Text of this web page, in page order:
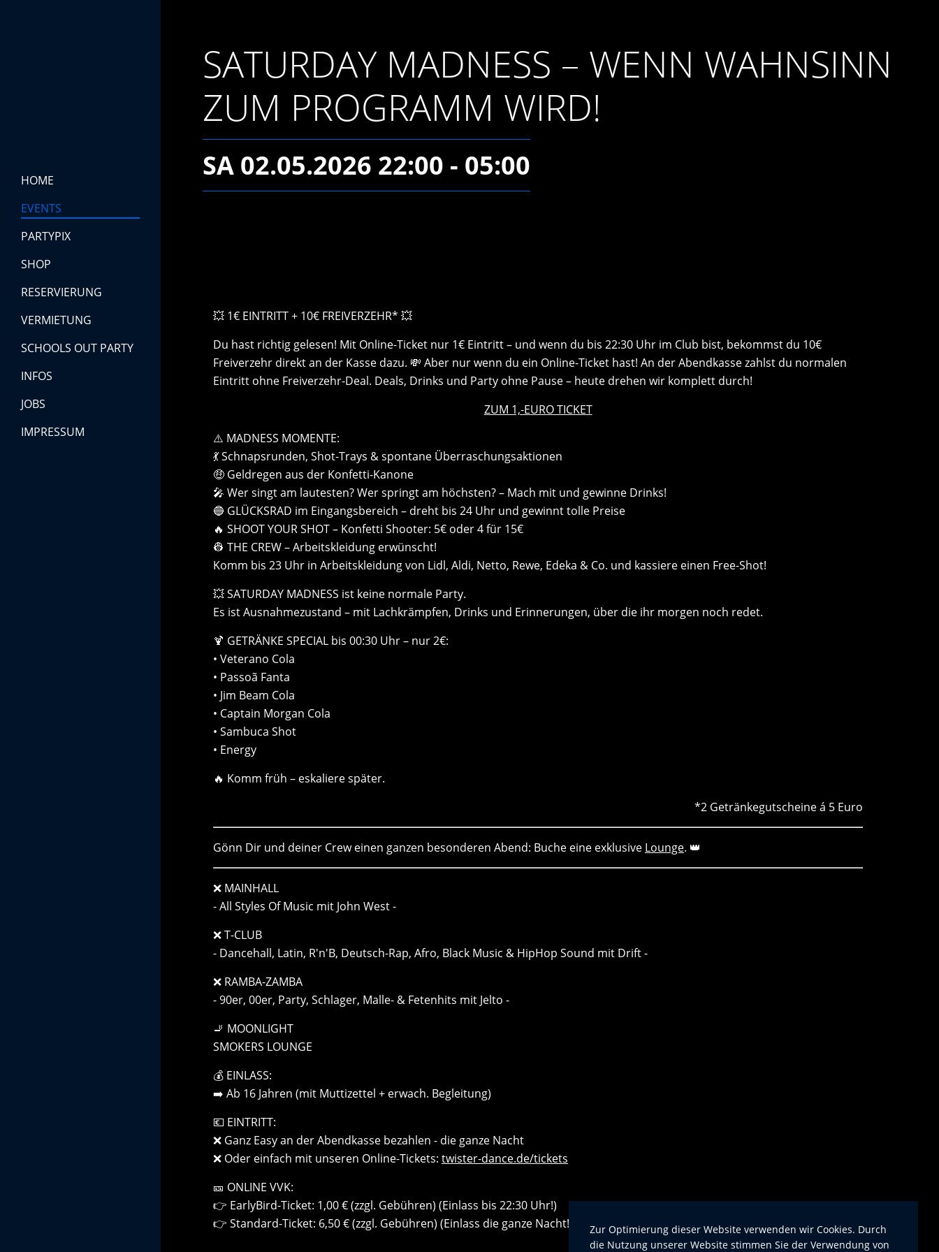
Zur Optimierung dieser Website verwenden wir Cookies. Durch
die Nutzung unserer Website stimmen Sie der Verwendung von
HOME
EVENTS
PARTYPIX
SHOP
RESERVIERUNG
VERMIETUNG
SCHOOLS OUT PARTY
INFOS
JOBS
IMPRESSUM
SATURDAY MADNESS – WENN WAHNSINN
ZUM PROGRAMM WIRD!
SA 02.05.2026 22:00 - 05:00
💥 1€ EINTRITT + 10€ FREIVERZEHR* 💥
Du hast richtig gelesen! Mit Online-Ticket nur 1€ Eintritt – und wenn du bis 22:30 Uhr im Club bist, bekommst du 10€
Freiverzehr direkt an der Kasse dazu. 💸 Aber nur wenn du ein Online-Ticket hast! An der Abendkasse zahlst du normalen
Eintritt ohne Freiverzehr-Deal. Deals, Drinks und Party ohne Pause – heute drehen wir komplett durch!
ZUM 1,-EURO TICKET
⚠️ MADNESS MOMENTE:
💃 Schnapsrunden, Shot-Trays & spontane Überraschungsaktionen
🤑 Geldregen aus der Konfetti-Kanone
🎤 Wer singt am lautesten? Wer springt am höchsten? – Mach mit und gewinne Drinks!
🔵 GLÜCKSRAD im Eingangsbereich – dreht bis 24 Uhr und gewinnt tolle Preise
🔥 SHOOT YOUR SHOT – Konfetti Shooter: 5€ oder 4 für 15€
👷 THE CREW – Arbeitskleidung erwünscht!
Komm bis 23 Uhr in Arbeitskleidung von Lidl, Aldi, Netto, Rewe, Edeka & Co. und kassiere einen Free-Shot!
💥 SATURDAY MADNESS ist keine normale Party.
Es ist Ausnahmezustand – mit Lachkrämpfen, Drinks und Erinnerungen, über die ihr morgen noch redet.
🍹 GETRÄNKE SPECIAL bis 00:30 Uhr – nur 2€:
• Veterano Cola
• Passoã Fanta
• Jim Beam Cola
• Captain Morgan Cola
• Sambuca Shot
• Energy
🔥 Komm früh – eskaliere später.
*2 Getränkegutscheine á 5 Euro
Gönn Dir und deiner Crew einen ganzen besonderen Abend: Buche eine exklusive Lounge. 👑
❌ MAINHALL
- All Styles Of Music mit John West -
❌ T-CLUB
- Dancehall, Latin, R'n'B, Deutsch-Rap, Afro, Black Music & HipHop Sound mit Drift -
❌ RAMBA-ZAMBA
- 90er, 00er, Party, Schlager, Malle- & Fetenhits mit Jelto -
🚬 MOONLIGHT
SMOKERS LOUNGE
💰 EINLASS:
➡️ Ab 16 Jahren (mit Muttizettel + erwach. Begleitung)
💶 EINTRITT:
❌ Ganz Easy an der Abendkasse bezahlen - die ganze Nacht
❌ Oder einfach mit unseren Online-Tickets: twister-dance.de/tickets
🎫 ONLINE VVK:
👉 EarlyBird-Ticket: 1,00 € (zzgl. Gebühren) (Einlass bis 22:30 Uhr!)
👉 Standard-Ticket: 6,50 € (zzgl. Gebühren) (Einlass die ganze Nacht!)